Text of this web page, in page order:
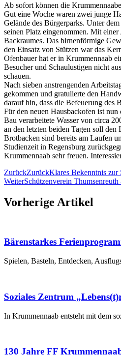
Ab sofort können die
Gut eine Woche waren zwei junge
Gelände des Bürgerparks. Unter
seinen Platz eingenommen. Mit
Backraumes. Das birnenförmige
den Einsatz von Stützen war das
Ofenbauer hat er in Krummennaab
Besucher und Schaulustigen nicht
schauen.
Nach sieben anstrengenden
gekommen und gratulierte den
darauf hin, dass die Befeuerung des
Für den neuen Hausbackofen ist
Bau verarbeitete Wasser von circa
an den letzten beiden Tagen soll
Brotbacken sind bereits am Laufen
Studienzeit in Regensburg
Krummennaab sehr freuen.
ZurückZurückKlares Bekenntnis
WeiterSchützenverein
Vorherige Artikel
Bärenstarkes
Spielen, Basteln, Entdecken,
Soziales Zentrum
In Krummennaab entsteht mit dem
130 Jahre FF